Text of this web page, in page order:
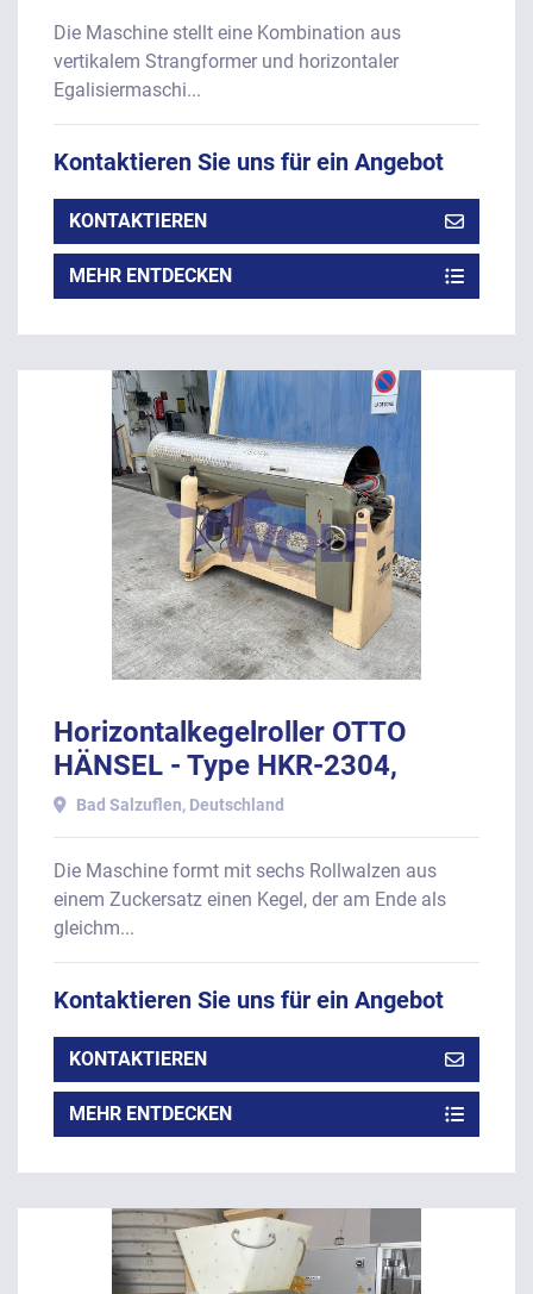
Die Maschine stellt eine Kombination aus
vertikalem Strangformer und horizontaler
Egalisiermaschi...
Kontaktieren Sie uns für ein Angebot
KONTAKTIEREN
MEHR ENTDECKEN
Horizontalkegelroller OTTO
HÄNSEL - Type HKR-2304,
Baujahr 1974.
Bad Salzuflen, Deutschland
Die Maschine formt mit sechs Rollwalzen aus
einem Zuckersatz einen Kegel, der am Ende als
gleichm...
Kontaktieren Sie uns für ein Angebot
KONTAKTIEREN
MEHR ENTDECKEN